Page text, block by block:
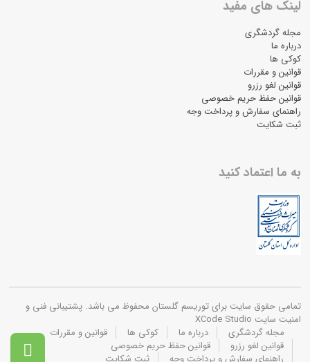

لینک های مفید
مجله گردشگری
درباره ما
کوکی ها
قوانین و مقررات
قوانین لغو رزرو
قوانین حفظ حریم خصوصی
راهنمای سفارش و پرداخت وجه
ثبت شکایت
به ما اعتماد کنید
تمامی حقوق سایت برای توریسم گلستان محفوظ می باشد. پشتیبانی فنی و
امنیت سایت XCode Studio
مجله گردشگری
درباره ما کوکی ها
قوانین و مقررات
قوانین لغو رزرو
قوانین حفظ حریم خصوصی